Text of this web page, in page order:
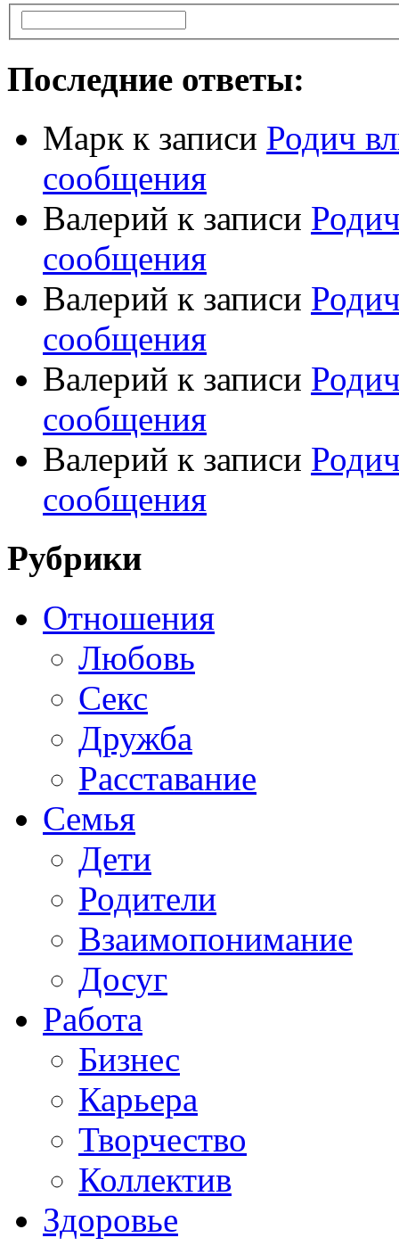
Последние ответы:
Марк к записи Родич
сообщения
Валерий к записи
сообщения
Валерий к записи
сообщения
Валерий к записи
сообщения
Валерий к записи
сообщения
Рубрики
Отношения
Любовь
Секс
Дружба
Расставание
Семья
Дети
Родители
Взаимопонимание
Досуг
Работа
Бизнес
Карьера
Творчество
Коллектив
Здоровье